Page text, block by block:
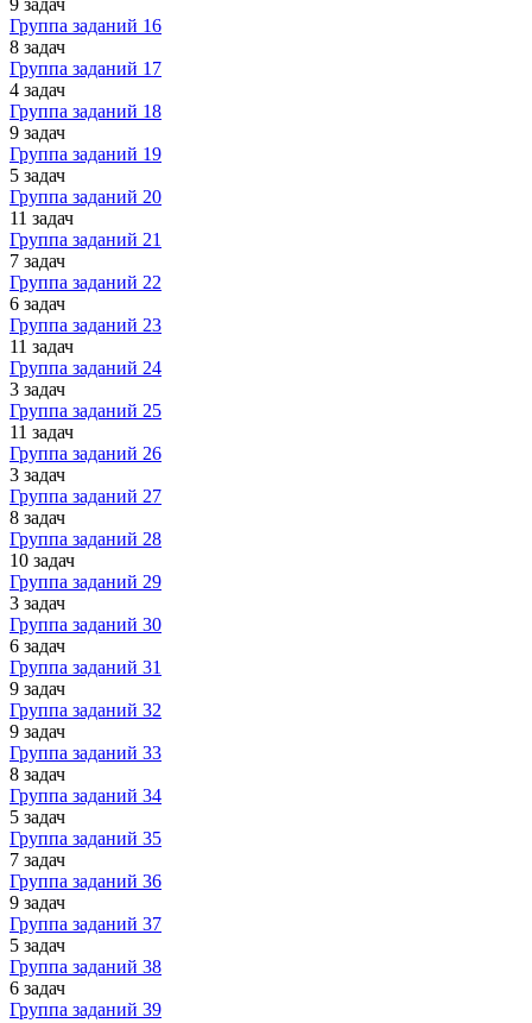
Группа заданий 16
8 задач
Группа заданий 17
4 задач
Группа заданий 18
9 задач
Группа заданий 19
5 задач
Группа заданий 20
11 задач
Группа заданий 21
7 задач
Группа заданий 22
6 задач
Группа заданий 23
11 задач
Группа заданий 24
3 задач
Группа заданий 25
11 задач
Группа заданий 26
3 задач
Группа заданий 27
8 задач
Группа заданий 28
10 задач
Группа заданий 29
3 задач
Группа заданий 30
6 задач
Группа заданий 31
9 задач
Группа заданий 32
9 задач
Группа заданий 33
8 задач
Группа заданий 34
5 задач
Группа заданий 35
7 задач
Группа заданий 36
9 задач
Группа заданий 37
5 задач
Группа заданий 38
6 задач
Группа заданий 39